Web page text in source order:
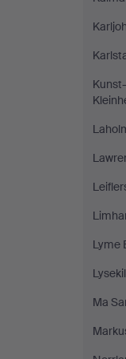
Lyme
Ma